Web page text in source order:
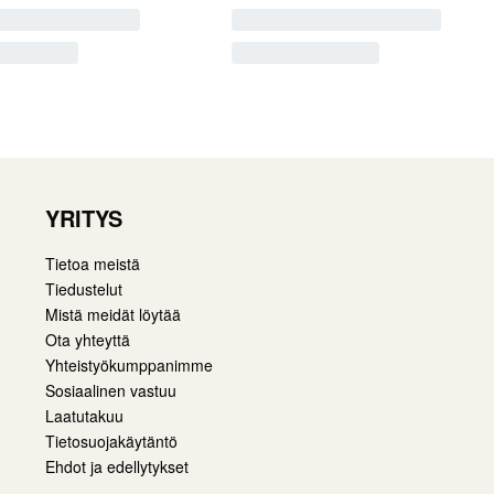
YRITYS
Tietoa meistä
Tiedustelut
Mistä meidät löytää
Ota yhteyttä
Yhteistyökumppanimme
Sosiaalinen vastuu
Laatutakuu
Tietosuojakäytäntö
Ehdot ja edellytykset